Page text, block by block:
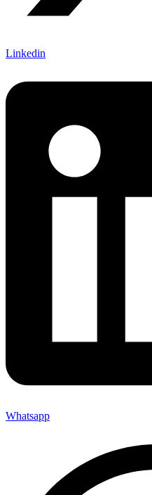
Linkedin
Whatsapp